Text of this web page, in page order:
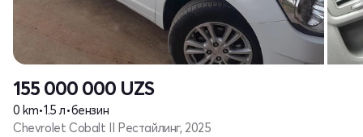
155 000 000 UZS
0 km•1.5 л•бензин
Chevrolet Cobalt II Рестайлинг, 2025